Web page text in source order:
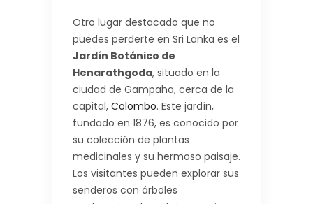
Otro lugar destacado que no
puedes perderte en Sri Lanka es el
Jardín Botánico de
Henarathgoda, situado en la
ciudad de Gampaha, cerca de la
capital, Colombo. Este jardín,
fundado en 1876, es conocido por
su colección de plantas
medicinales y su hermoso paisaje.
Los visitantes pueden explorar sus
senderos con árboles